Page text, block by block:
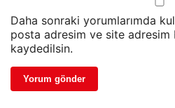
Daha sonraki yorumlarımda
posta adresim ve site adresim
kaydedilsin.